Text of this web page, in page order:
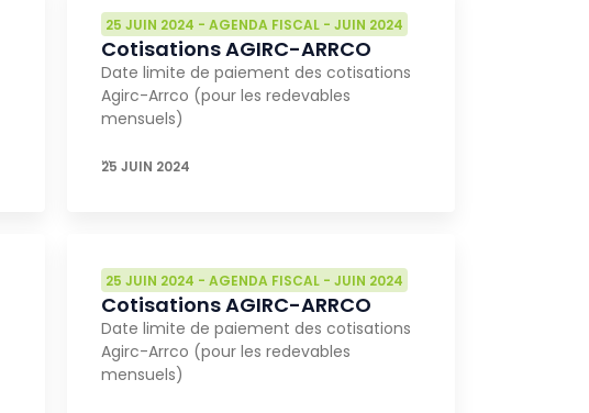
25 JUIN 2024 - AGENDA FISCAL- JUIN 2024
Cotisations AGIRC-ARRCO
Date limite de paiement des cotisations
Agirc-Arrco (pour les redevables
mensuels)
…
25 JUIN 2024
25 JUIN 2024 - AGENDA FISCAL- JUIN 2024
Cotisations AGIRC-ARRCO
Date limite de paiement des cotisations
Agirc-Arrco (pour les redevables
mensuels)